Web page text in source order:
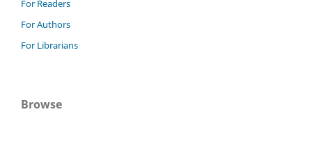
For Readers
For Authors
For Librarians
Browse